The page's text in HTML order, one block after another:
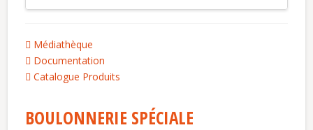
Médiathèque
Documentation
Catalogue Produits
BOULONNERIE SPÉCIALE